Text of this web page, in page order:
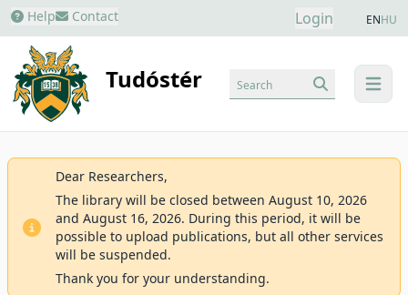
Help Contact Login ENHU
Tudóstér menu
Search
Dear Researchers,
The library will be closed between August 10, 2026
and August 16, 2026. During this period, it will be
possible to upload publications, but all other services
will be suspended.
Thank you for your understanding.